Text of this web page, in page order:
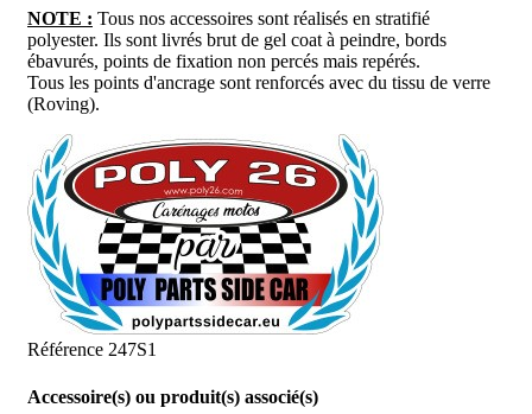
NOTE : Tous nos accessoires sont réalisés en stratifié
polyester. Ils sont livrés brut de gel coat à peindre, bords
ébavurés, points de fixation non percés mais repérés.
Tous les points d'ancrage sont renforcés avec du tissu de verre
(Roving).
Référence 247S1
Accessoire(s) ou produit(s) associé(s)